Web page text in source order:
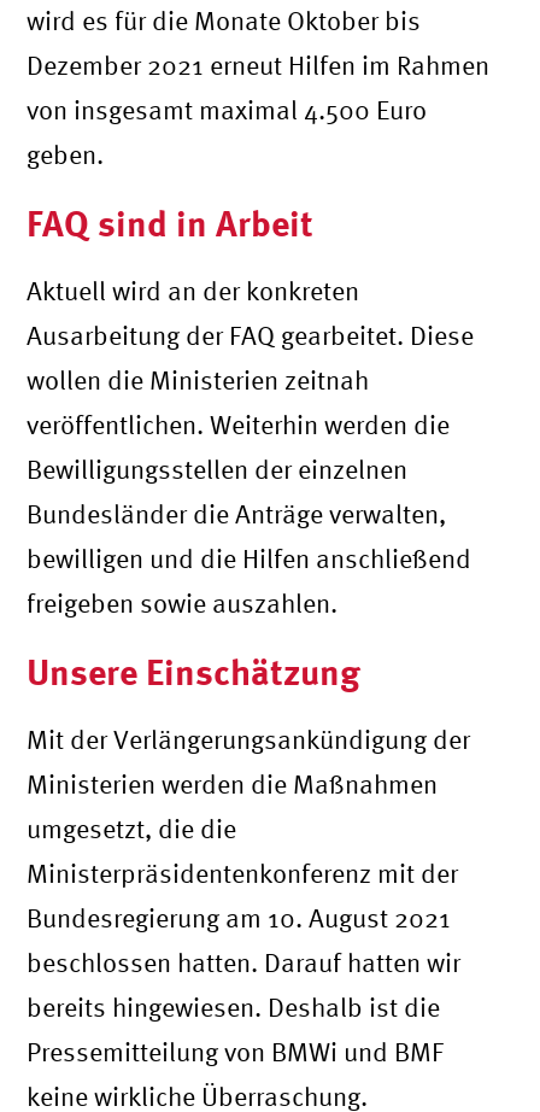
wird es für die Monate Oktober bis
Dezember 2021 erneut Hilfen im Rahmen
von insgesamt maximal 4.500 Euro
geben.
FAQ sind in Arbeit
Aktuell wird an der konkreten
Ausarbeitung der FAQ gearbeitet. Diese
wollen die Ministerien zeitnah
veröffentlichen. Weiterhin werden die
Bewilligungsstellen der einzelnen
Bundesländer die Anträge verwalten,
bewilligen und die Hilfen anschließend
freigeben sowie auszahlen.
Unsere Einschätzung
Mit der Verlängerungsankündigung der
Ministerien werden die Maßnahmen
umgesetzt, die die
Ministerpräsidentenkonferenz mit der
Bundesregierung am 10. August 2021
beschlossen hatten. Darauf hatten wir
bereits hingewiesen. Deshalb ist die
Pressemitteilung von BMWi und BMF
keine wirkliche Überraschung.